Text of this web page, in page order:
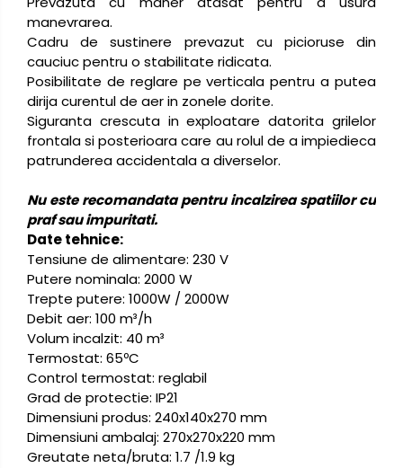
manevrarea.
Cadru de sustinere prevazut cu picioruse din
cauciuc pentru o stabilitate ridicata.
Posibilitate de reglare pe verticala pentru a putea
dirija curentul de aer in zonele dorite.
Siguranta crescuta in exploatare datorita grilelor
frontala si posterioara care au rolul de a impiedieca
patrunderea accidentala a diverselor.
Nu este recomandata pentru incalzirea spatiilor cu
praf sau impuritati.
Date tehnice:
Tensiune de alimentare: 230 V
Putere nominala: 2000 W
Trepte putere: 1000W / 2000W
Debit aer: 100 m³/h
Volum incalzit: 40 m³
Termostat: 65ºC
Control termostat: reglabil
Grad de protectie: IP21
Dimensiuni produs: 240x140x270 mm
Dimensiuni ambalaj: 270x270x220 mm
Greutate neta/bruta: 1.7 /1.9 kg